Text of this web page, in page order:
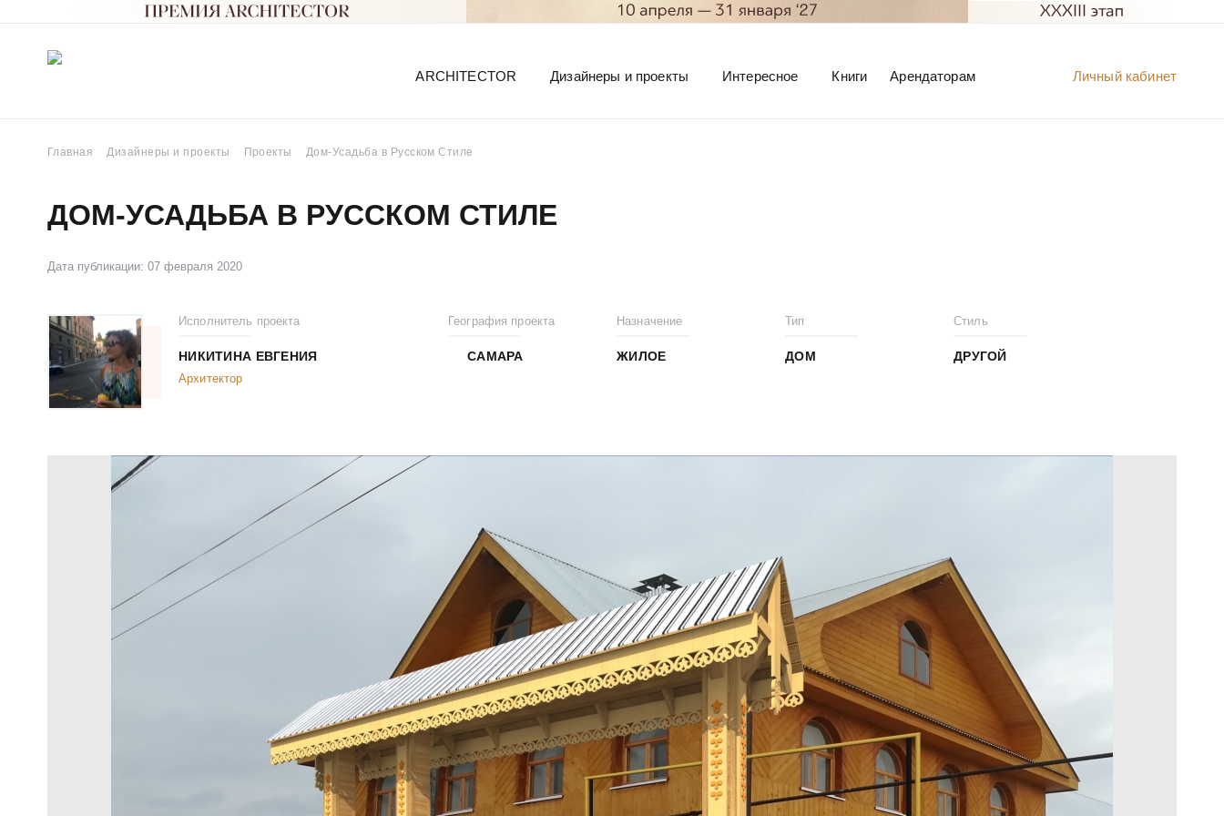
Личный кабинет
ARCHITECTOR Дизайнеры и проекты Интересное Книги Арендаторам
Главная Дизайнеры и проекты Проекты Дом-Усадьба в Русском Стиле
ДОМ-УСАДЬБА В РУССКОМ СТИЛЕ
Дата публикации: 07 февраля 2020
Исполнитель проекта
НИКИТИНА ЕВГЕНИЯ
Архитектор
География проекта
САМАРА
Назначение
ЖИЛОЕ
Тип
ДОМ
Стиль
ДРУГОЙ